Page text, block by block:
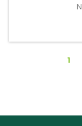
1